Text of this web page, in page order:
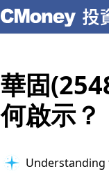
華固
何啟示？
Understanding